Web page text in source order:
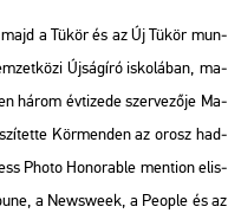
majd aTükörés azÚj Tükör mun­
Új­ság­író is­ko­lá­ban, ma­
három év­ti­ze­de szer­ve­ző­je Ma­
Kör­men­den az orosz had­
Photo Ho­nor­ab­le ment­ion el­is­
, a News­week, a People és az